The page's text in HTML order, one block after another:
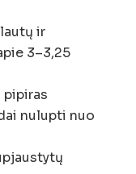
ir
3–3,25
pipiras
nulupti nuo